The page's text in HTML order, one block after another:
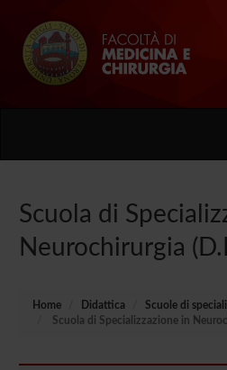
Scuola di
Neurochirurgia
Home Didattica
Scuole di
Scuola di Specializzazione in